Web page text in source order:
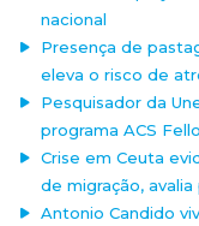
nacional
Presença de
eleva o risco de
Pesquisador da
programa ACS
Crise em Ceuta
de migração,
Antonio Candido